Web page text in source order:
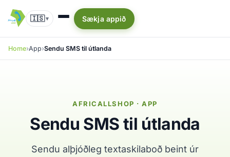
🇮🇸▾ Sækja appið
Home App Sendu SMS til útlanda
AFRICALLSHOP · APP
Sendu SMS til útlanda
Sendu alþjóðleg textaskilaboð beint úr